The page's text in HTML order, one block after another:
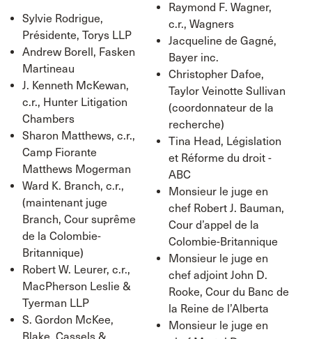
Sylvie Rodrigue,
Présidente, Torys LLP
Andrew Borell, Fasken
Martineau
J. Kenneth McKewan,
c.r., Hunter Litigation
Chambers
Sharon Matthews, c.r.,
Camp Fiorante
Matthews Mogerman
Ward K. Branch, c.r.,
(maintenant juge
Branch, Cour suprême
de la Colombie-
Britannique)
Robert W. Leurer, c.r.,
MacPherson Leslie &
Tyerman LLP
S. Gordon McKee,
Raymond F. Wagner,
c.r., Wagners
Jacqueline de Gagné,
Bayer inc.
Christopher Dafoe,
Taylor Veinotte Sullivan
(coordonnateur de la
recherche)
Tina Head, Législation
et Réforme du droit -
ABC
Monsieur le juge en
chef Robert J. Bauman,
Cour d’appel de la
Colombie-Britannique
Monsieur le juge en
chef adjoint John D.
Rooke, Cour du Banc de
la Reine de l’Alberta
Monsieur le juge en